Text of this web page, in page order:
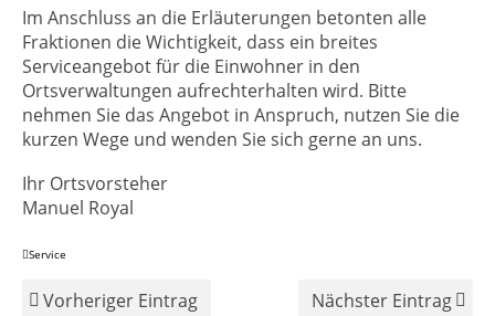
Im Anschluss an die Erläuterungen betonten alle
Fraktionen die Wichtigkeit, dass ein breites
Serviceangebot für die Einwohner in den
Ortsverwaltungen aufrechterhalten wird. Bitte
nehmen Sie das Angebot in Anspruch, nutzen Sie die
kurzen Wege und wenden Sie sich gerne an uns.
Ihr Ortsvorsteher
Manuel Royal
Service
Vorheriger Eintrag Nächster Eintrag